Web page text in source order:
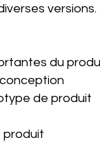
versions.
du
de produit
produit